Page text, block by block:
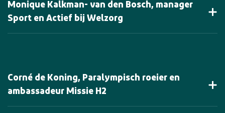
Monique Kalkman- van den Bosch, manager
Sport en Actief bij Welzorg
Corné de Koning, Paralympisch roeier en
ambassadeur Missie H2